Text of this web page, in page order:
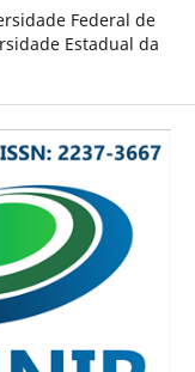
Federal de
Estadual da